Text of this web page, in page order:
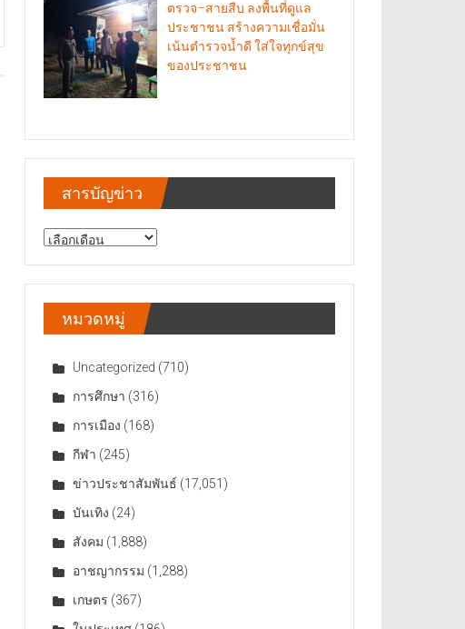
ตรวจ–สายสืบ ลงพื้นที่ดูแล
ประชาชน สร้างความเชื่อมั่น
เน้นตำรวจน้ำดี ใส่ใจทุกข์สุข
ของประชาชน
สารบัญข่าว
สารบัญ
หมวดหมู่
Uncategorized (710)
การศึกษา (316)
การเมือง (168)
กีฬา (245)
ข่าวประชาสัมพันธ์ (17,051)
บันเทิง (24)
สังคม (1,888)
อาชญากรรม (1,288)
เกษตร (367)